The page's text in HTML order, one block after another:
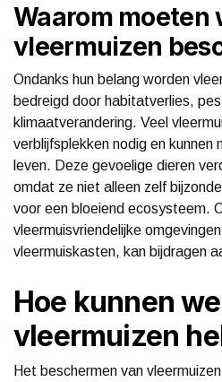
Waarom moeten
vleermuizen
Ondanks hun belang worden
bedreigd door habitatverlies,
klimaatverandering. Veel
verblijfsplekken nodig en kunnen
leven. Deze gevoelige dieren
omdat ze niet alleen zelf
voor een bloeiend ecosysteem.
vleermuisvriendelijke
vleermuiskasten, kan bijdragen
Hoe kunnen we
vleermuizen
Het beschermen van